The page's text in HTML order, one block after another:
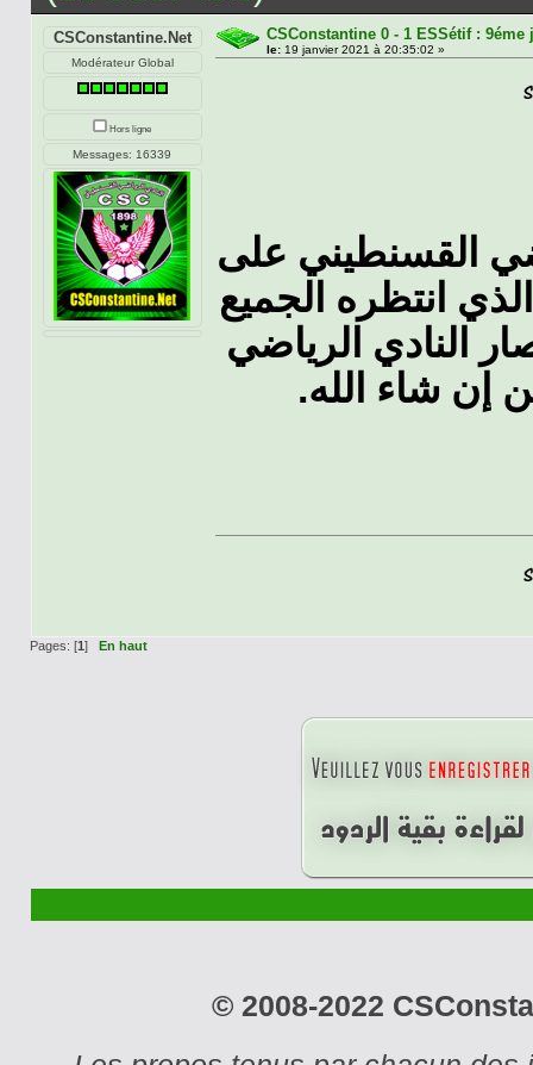
CSConstantine.Net
Modérateur Global
Hors ligne
Messages: 16339
CSConstantine 0 - 1 ESSétif : 9éme
le: 19 janvier 2021 à 20:35:02 »
القسنطيني على
انتظره الجميع
النادي الرياضي
إن شاء الله.
Pages: [1] En haut
© 2008-2022